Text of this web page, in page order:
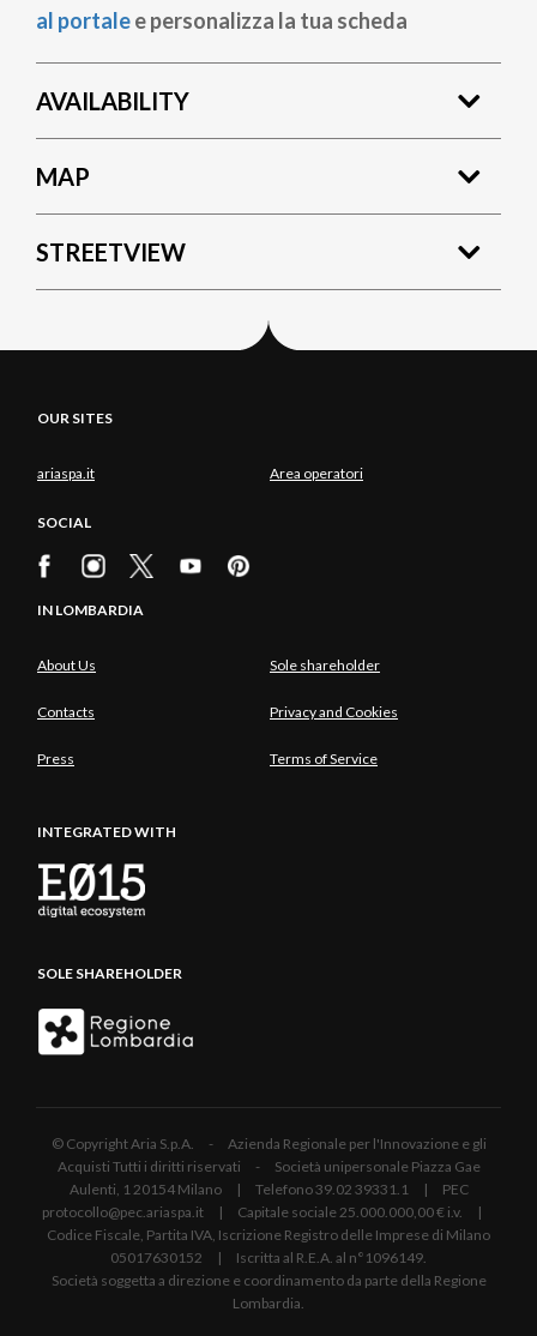
al portalee personalizza la tua scheda
AVAILABILITY
MAP
STREETVIEW
OUR SITES
ariaspa.it Area operatori
SOCIAL
IN LOMBARDIA
About Us Sole shareholder
Contacts Privacy and Cookies
Press Terms of Service
INTEGRATED WITH
SOLE SHAREHOLDER
© Copyright Aria S.p.A. - Azienda Regionale per l'Innovazione e gli
Acquisti Tutti i diritti riservati - Società unipersonale Piazza Gae
Aulenti, 1 20154 Milano | Telefono 39.02 39331.1 | PEC
protocollo@pec.ariaspa.it | Capitale sociale 25.000.000,00 € i.v. |
Codice Fiscale, Partita IVA, Iscrizione Registro delle Imprese di Milano
05017630152 | Iscritta al R.E.A. al n°1096149.
Società soggetta a direzione e coordinamento da parte della Regione
Lombardia.